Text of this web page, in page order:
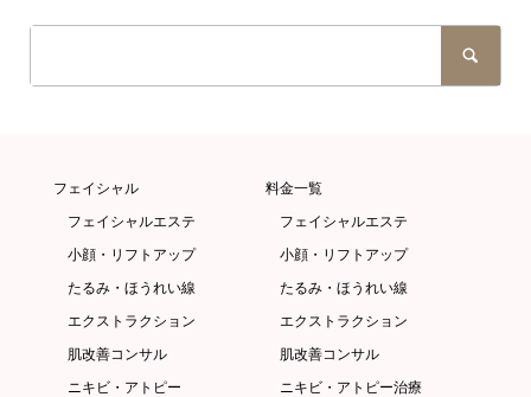
フェイシャル
フェイシャルエステ
小顔・リフトアップ
たるみ・ほうれい線
エクストラクション
肌改善コンサル
ニキビ・アトピー
料金一覧
フェイシャルエステ
小顔・リフトアップ
たるみ・ほうれい線
エクストラクション
肌改善コンサル
ニキビ・アトピー治療